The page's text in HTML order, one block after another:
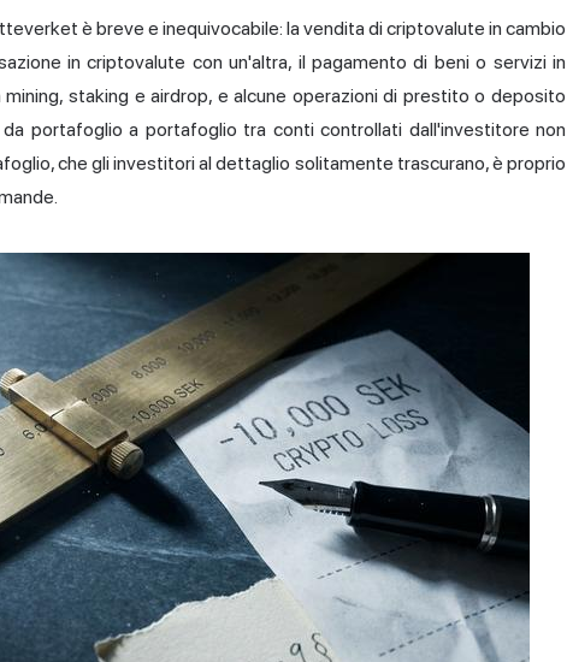
è breve e inequivocabile: la vendita di criptovalute in cambio
in criptovalute con un'altra, il pagamento di beni o servizi in
staking e airdrop, e alcune operazioni di prestito o deposito
portafoglio a portafoglio tra conti controllati dall'investitore non
che gli investitori al dettaglio solitamente trascurano, è proprio